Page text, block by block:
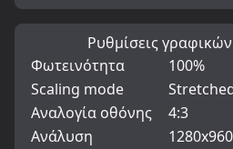
Ρυθμίσεις γραφικών
Φωτεινότητα
100%
Scaling mode
Αναλογία οθόνης
4:3
Ανάλυση
1280x960